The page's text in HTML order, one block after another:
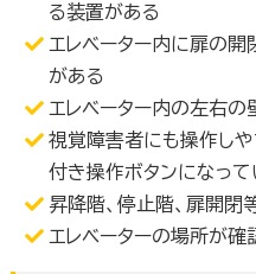
る装置がある
エレベーター内に扉の
がある
エレベーター内の左右の
視覚障害者にも操作し
付き操作ボタンになって
昇降階、停止階、扉開閉
エレベーターの場所が